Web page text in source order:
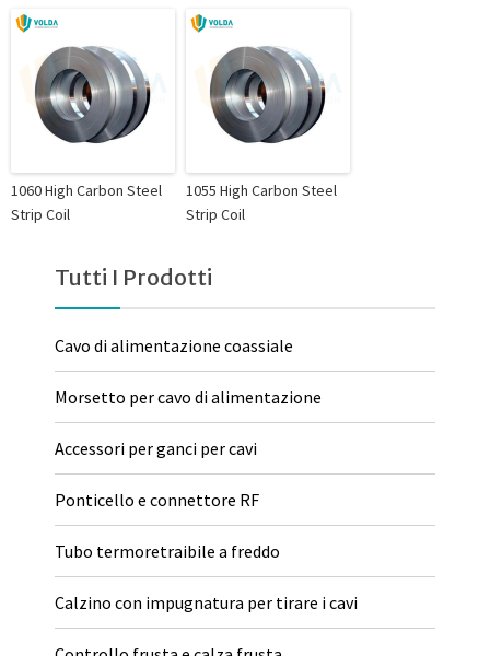
1060 High Carbon Steel
Strip Coil
1055 High Carbon Steel
Strip Coil
Tutti I Prodotti
Cavo di alimentazione coassiale
Morsetto per cavo di alimentazione
Accessori per ganci per cavi
Ponticello e connettore RF
Tubo termoretraibile a freddo
Calzino con impugnatura per tirare i cavi